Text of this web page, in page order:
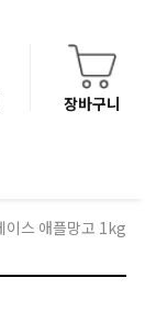
장바구니
험단 발표
이스 애플망고 1kg